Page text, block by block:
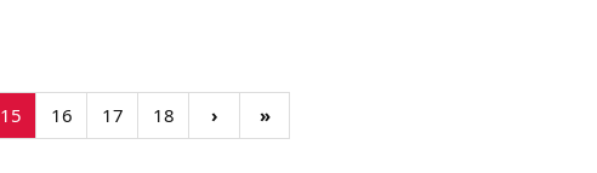
15 16 17 18 › »